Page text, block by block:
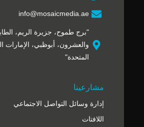
info@mosaicmedia.ae
"برج طموح، جزيرة الريم،
والعشرون، أبوظبي، الإمارات
المتحدة"
مشارعينا
إدارة وسائل التواصل الاجتماعي
اللافتات